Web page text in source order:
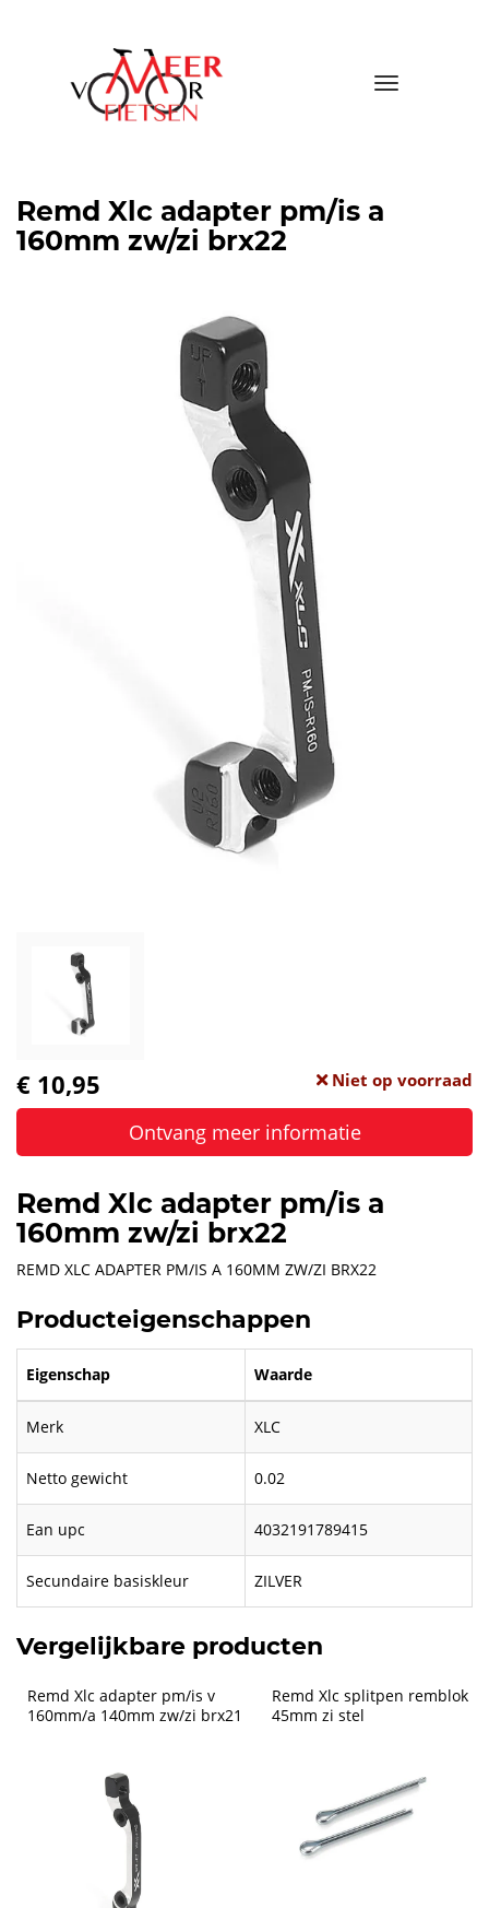
Toggle
Remd Xlc adapter pm/is a
160mm zw/zi brx22
€ 10,95 Niet op voorraad
Ontvang meer informatie
Remd Xlc adapter pm/is a
160mm zw/zi brx22
REMD XLC ADAPTER PM/IS A 160MM ZW/ZI BRX22
Producteigenschappen
Eigenschap Waarde
Merk XLC
Netto gewicht 0.02
Ean upc 4032191789415
Secundaire basiskleur ZILVER
Vergelijkbare producten
Remd Xlc adapter pm/is v
160mm/a 140mm zw/zi brx21
Remd Xlc splitpen remblok
45mm zi stel